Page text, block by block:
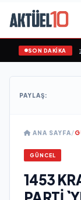
SON DAKİKA
Linet'ten Müslüm
PAYLAŞ:
ANA SAYFA/
GÜNCEL
1453